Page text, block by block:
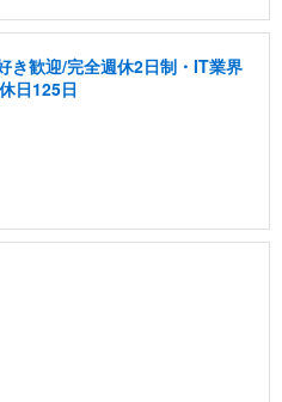
き歓迎/完全週休2日制・IT業界
日125日